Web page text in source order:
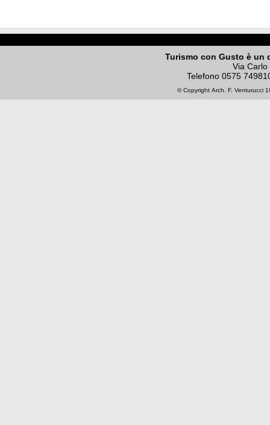
Turismo con Gusto è un
Via
Telefono 0575
© Copyright Arch. F. Venturucci